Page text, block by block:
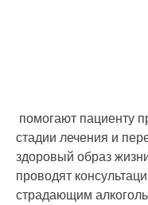
стадии лечения и
здоровый образ
проводят
страдающим